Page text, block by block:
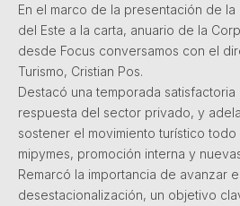
En el marco de la presentación de
del Este a la carta, anuario de la
desde Focus conversamos con el
Turismo, Cristian Pos.
Destacó una temporada
respuesta del sector privado, y
sostener el movimiento turístico
mipymes, promoción interna y
Remarcó la importancia de avanzar
desestacionalización, un objetivo